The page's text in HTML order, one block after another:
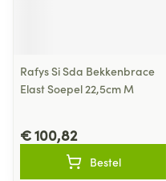
Rafys Si Sda Bekkenbrace
Elast Soepel 22,5cm M
€ 100,82
Bestel